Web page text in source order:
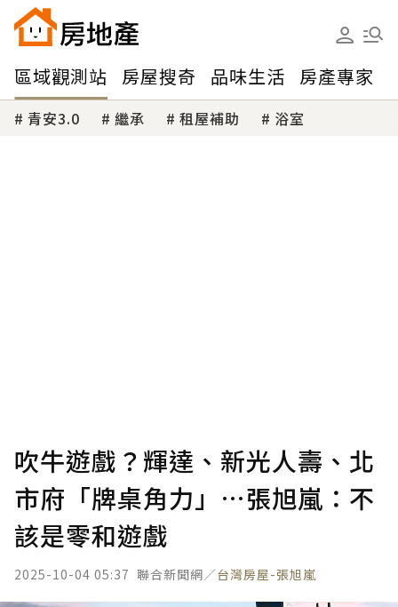
區域觀測站 房屋搜奇 品味生活 房產專家
青安3.0 繼承 租屋補助 浴室
吹牛遊戲？輝達、新光人壽、北
市府「牌桌角力」…張旭嵐：不
該是零和遊戲
2025-10-04 05:37 聯合新聞網／台灣房屋-張旭嵐